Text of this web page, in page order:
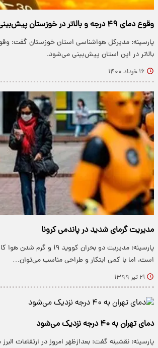
وقوع دمای ۴۹ درجه و بالاتر در خوزستان پیش‌بینی می‌شود
بالاتر در این استان پیش‌بینی می‌شود.
۱۶ خرداد ۱۴۰۰
مدیریت گرمای شدید در پاندمی کرونا
پارسینه: مدیریت دو بحران کووید
است، اما با کمی ابتکار و طراحی مناسب می‌توان…
۲۱ تیر ۱۳۹۹
دمای تهران به ۴۰ درجه نزدیک‌ می‌شود
پارسینه: نقشینه گفت: بعدازظهر امروز در ارتفاعات